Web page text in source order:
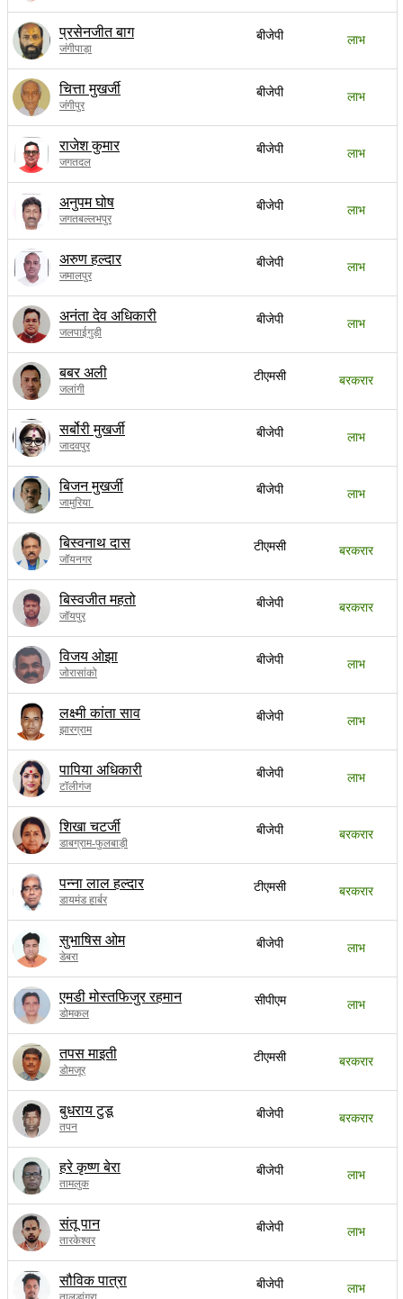
प्रसेनजीत बाग
जंगीपाड़ा
बीजेपी लाभ
चित्ता मुखर्जी
जंगीपुर
बीजेपी लाभ
राजेश कुमार
जगतदल
बीजेपी लाभ
अनुपम घोष
जगतबल्लभपुर
बीजेपी लाभ
अरुण हल्दार
जमालपुर
बीजेपी लाभ
अनंता देव अधिकारी
जलपाईगुड़ी
बीजेपी लाभ
बबर अली
जलांगी
टीएमसी बरकरार
सर्बोरी मुखर्जी
जादवपुर
बीजेपी लाभ
बिजन मुखर्जी
जामुरिया
बीजेपी लाभ
बिस्वनाथ दास
जॉयनगर
टीएमसी बरकरार
बिस्वजीत महतो
जॉयपुर
बीजेपी बरकरार
विजय ओझा
जोरासांको
बीजेपी लाभ
लक्ष्मी कांता साव
झारग्राम
बीजेपी लाभ
पापिया अधिकारी
टॉलीगंज
बीजेपी लाभ
शिखा चटर्जी
डाबग्राम-फुलबाड़ी
बीजेपी बरकरार
पन्ना लाल हल्दार
डायमंड हार्बर
टीएमसी बरकरार
सुभाषिस ओम
डेबरा
बीजेपी लाभ
एमडी मोस्तफिजुर रहमान
डोमकल
सीपीएम लाभ
तपस माइती
डोमजूर
टीएमसी बरकरार
बुधराय टुडू
तपन
बीजेपी बरकरार
हरे कृष्ण बेरा
तामलुक
बीजेपी लाभ
संतू पान
तारकेश्वर
बीजेपी लाभ
सौविक पात्रा बीजेपी लाभ